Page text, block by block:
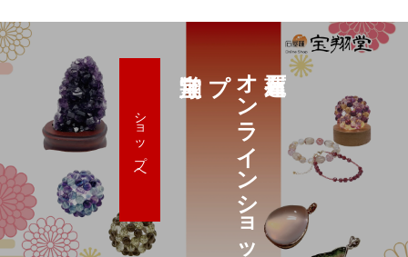
オ
ン
ラ
イ
ン
シ
ョ
ッ
プ
ショップへ